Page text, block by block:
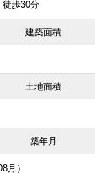
徒歩30分
建築面積
土地面積
築年月
月）